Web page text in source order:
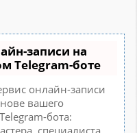
записи на
Telegram-боте
онлайн-записи
вашего
бота:
специалиста